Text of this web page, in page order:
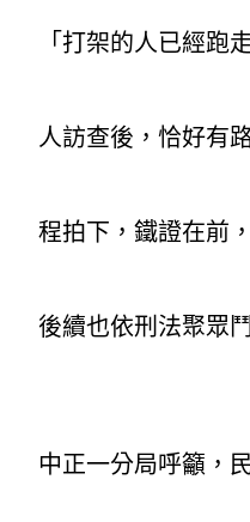
「打架的人已經跑
人訪查後，恰好有
程拍下，鐵證在前
後續也依刑法聚眾
中正一分局呼籲，